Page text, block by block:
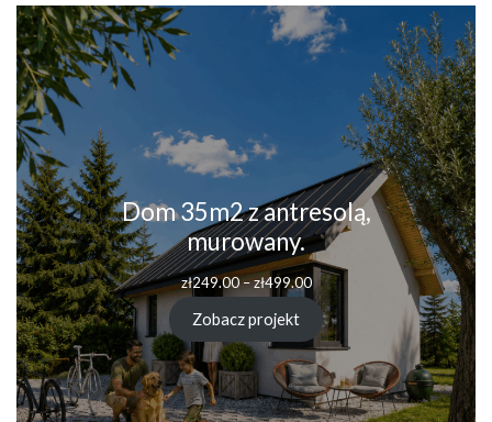
Dom 35m2 z antresolą,
murowany.
zł249.00–zł499.00Zakres
cen:
od
zł249.00
do
zł499.00
Zobacz projekt